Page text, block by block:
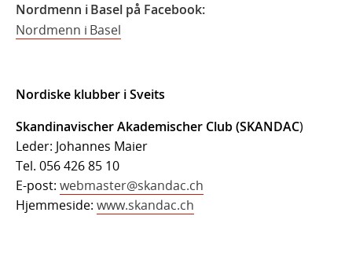
Nordmenn i Basel på Facebook:
Nordmenn i Basel
Nordiske klubber i Sveits
Skandinavischer Akademischer Club (SKANDAC)
Leder: Johannes Maier
Tel. 056 426 85 10
E-post: webmaster@skandac.ch
Hjemmeside: www.skandac.ch